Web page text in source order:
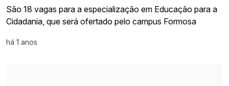
São 18 vagas para a especialização em Educação para a
Cidadania, que será ofertado pelo campus Formosa
há 1 anos